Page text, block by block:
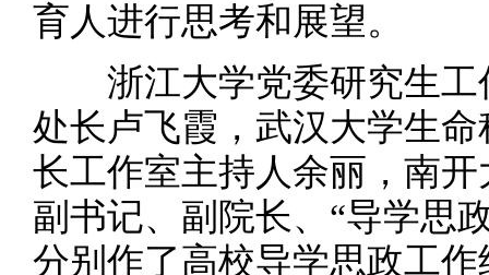
育人进行思考和展望。
浙江大学党委研究生工
处长卢飞霞，武汉大学生
长工作室主持人余丽，南
副书记、副院长、“导学思
分别作了高校导学思政工